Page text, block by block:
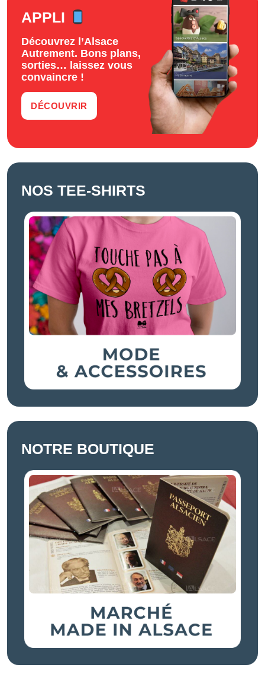
APPLI
Découvrez l’Alsace
Autrement. Bons plans,
sorties… laissez vous
convaincre !
DÉCOUVRIR
NOS TEE-SHIRTS
NOTRE BOUTIQUE